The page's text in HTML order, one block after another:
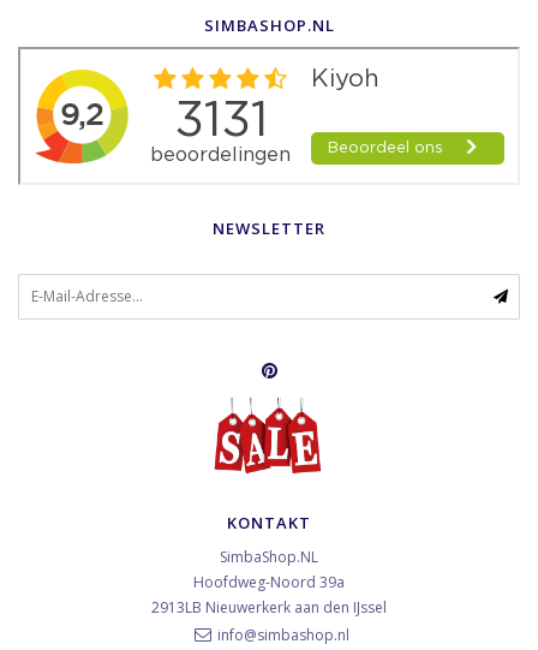
SIMBASHOP.NL
NEWSLETTER
KONTAKT
SimbaShop.NL
Hoofdweg-Noord 39a
2913LB Nieuwerkerk aan den IJssel
info@simbashop.nl